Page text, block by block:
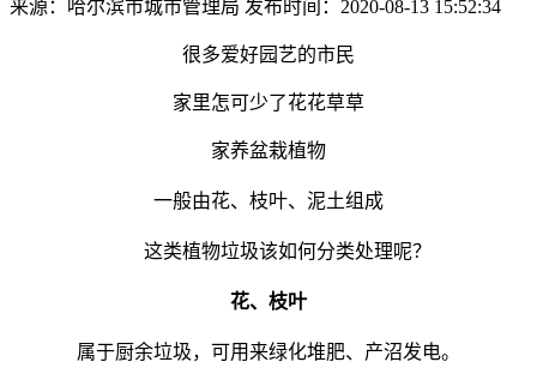
来源：哈尔滨市城市管理局 发布时间：2020-08-13 15:52:34
很多爱好园艺的市民
家里怎可少了花花草草
家养盆栽植物
一般由花、枝叶、泥土组成
这类植物垃圾该如何分类处理呢？
花、枝叶
属于厨余垃圾，可用来绿化堆肥、产沼发电。